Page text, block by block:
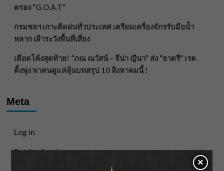
ตรอง “G.O.A.T”
กรมชลฯ เกาะติดฝนทั่วประเทศ เตรียมเครื่องจักรรับมือน้ำ
หลาก เฝ้าระวังพื้นที่เสี่ยง
เดือดโค้งสุดท้าย! “ภณ ณวัสน์ – จีน่า ญีนา” ส่ง “ธาตรี” เรต
ติ้งพุ่ง พาคนดูแห่ลุ้นบทสรุป 10 สิงหาคมนี้ !
Meta
Log in
Entries feed
×